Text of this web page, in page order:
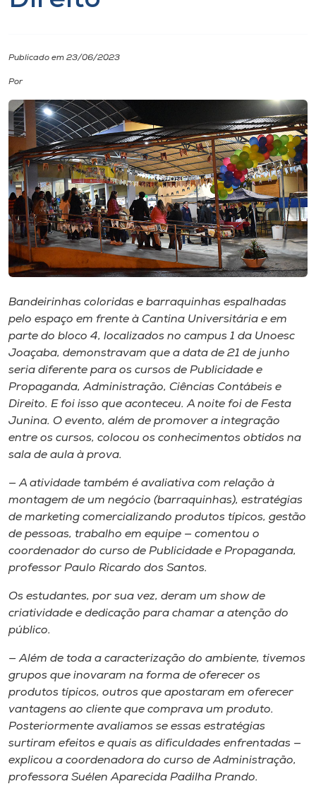
Cultura
CPA
Biblioteca
Editora
Museu
Unoesc
Store
Selecione
Publicado em 23/06/2023
Por
Bandeirinhas coloridas e barraquinhas espalhadas
pelo espaço em frente à Cantina Universitária e em
parte do bloco 4, localizados no campus 1 da Unoesc
Joaçaba, demonstravam que a data de 21 de junho
seria diferente para os cursos de Publicidade e
Propaganda, Administração, Ciências Contábeis e
Direito. E foi isso que aconteceu. A noite foi de Festa
Junina. O evento, além de promover a integração
entre os cursos, colocou os conhecimentos obtidos na
sala de aula à prova.
— A atividade também é avaliativa com relação à
montagem de um negócio (barraquinhas), estratégias
de marketing comercializando produtos típicos, gestão
de pessoas, trabalho em equipe — comentou o
coordenador do curso de Publicidade e Propaganda,
professor Paulo Ricardo dos Santos.
Os estudantes, por sua vez, deram um show de
criatividade e dedicação para chamar a atenção do
público.
— Além de toda a caracterização do ambiente, tivemos
grupos que inovaram na forma de oferecer os
produtos típicos, outros que apostaram em oferecer
vantagens ao cliente que comprava um produto.
Posteriormente avaliamos se essas estratégias
surtiram efeitos e quais as dificuldades enfrentadas —
explicou a coordenadora do curso de Administração,
professora Suélen Aparecida Padilha Prando.